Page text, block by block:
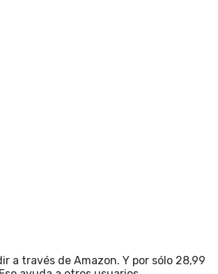
a través de Amazon. Y por sólo 28,99